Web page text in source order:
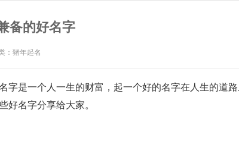
备的好名字
：猪年起名
字是一个人一生的财富，起一个好的名字在人生的道
好名字分享给大家。